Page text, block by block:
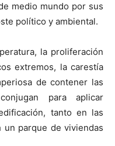
medio mundo por sus
político y ambiental.
la proliferación
extremos, la carestía
de contener las
para aplicar
tanto en las
un parque de viviendas